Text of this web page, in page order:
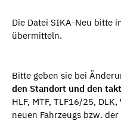
Die Datei SIKA-Neu bitte
übermitteln.
Bitte geben sie bei
den Standort und den
HLF, MTF, TLF16/25,
neuen Fahrzeugs bzw.